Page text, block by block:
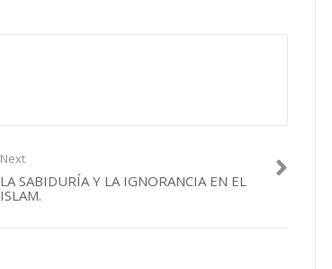
Next
LA SABIDURÍA Y LA IGNORANCIA EN EL
ISLAM.